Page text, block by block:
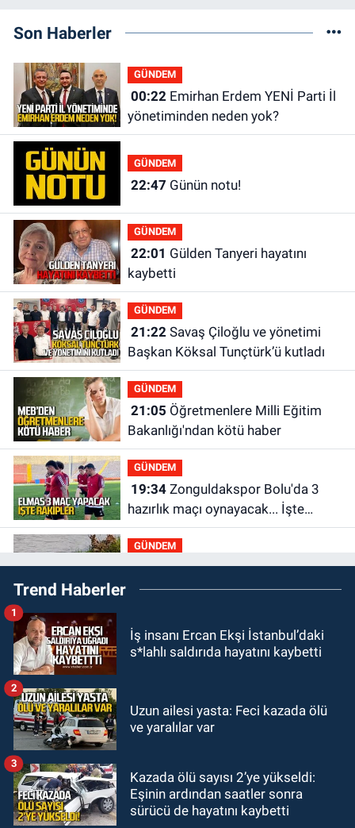
Son Haberler
GÜNDEM
00:22Emirhan Erdem YENİ Parti İl
yönetiminden neden yok?
GÜNDEM
22:47 Günün notu!
GÜNDEM
22:01
kaybetti
GÜNDEM
21:22Savaş Çiloğlu ve yönetimi
Başkan Köksal Tunçtürk’ü kutladı
GÜNDEM
21:05
Bakanlığı'ndan kötü haber
GÜNDEM
19:34Zonguldakspor Bolu'da 3
hazırlık maçı oynayacak... İşte
rakipler...
GÜNDEM
19:27Çaycuma ırmağında görüldü:
Görenler şaşkınlık yaşadı
19:12TMO kabuklu fındık alım
18:52Zonguldak'ta pitbul köpek
GÜNDEM
18:44
çarptı: Ağır yaralanan yaya tedavi
Trend Haberler
İş insanı Ercan Ekşi İstanbul’daki
s*lahlı saldırıda hayatını kaybetti
1
Uzun ailesi yasta: Feci kazada ölü
ve yaralılar var
2
Kazada ölü sayısı 2’ye yükseldi:
Eşinin ardından saatler sonra
sürücü de hayatını kaybetti
3